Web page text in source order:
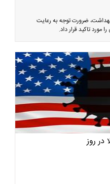
ضرورت توجه به رعایت
تاکید قرار داد.